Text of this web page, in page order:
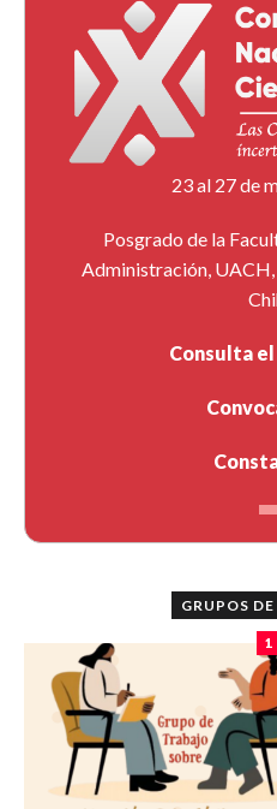
23 al 27 de
Posgrado de la
Administración, UACH,
Consulta
GRUPOS
1